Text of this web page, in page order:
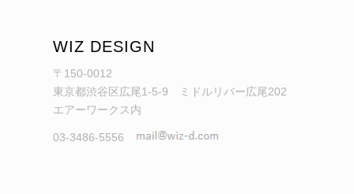
WIZ DESIGN
〒150-0012
東京都渋谷区広尾1-5-9 ミドルリバー広尾202
エアーワークス内
03-3486-5556